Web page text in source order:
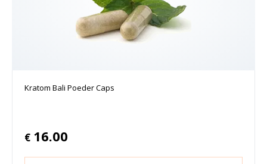
Kratom Bali Poeder Caps
€ 16.00